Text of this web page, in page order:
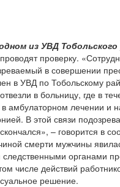
из УВД
проверку.
в совершении
в УВД по Тобольскому
в больницу, где в
амбулаторном лечении и
В этой связи
– говорится в
смерти мужчины
органами
числе действий
решение.